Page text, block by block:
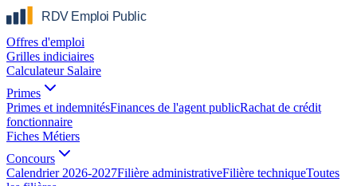
Offres d'emploi
Grilles indiciaires
Calculateur Salaire
Primes
Primes et indemnitésFinances de l'agent publicRachat de crédit
fonctionnaire
Fiches Métiers
Concours
Calendrier 2026-2027Filière administrativeFilière techniqueToutes